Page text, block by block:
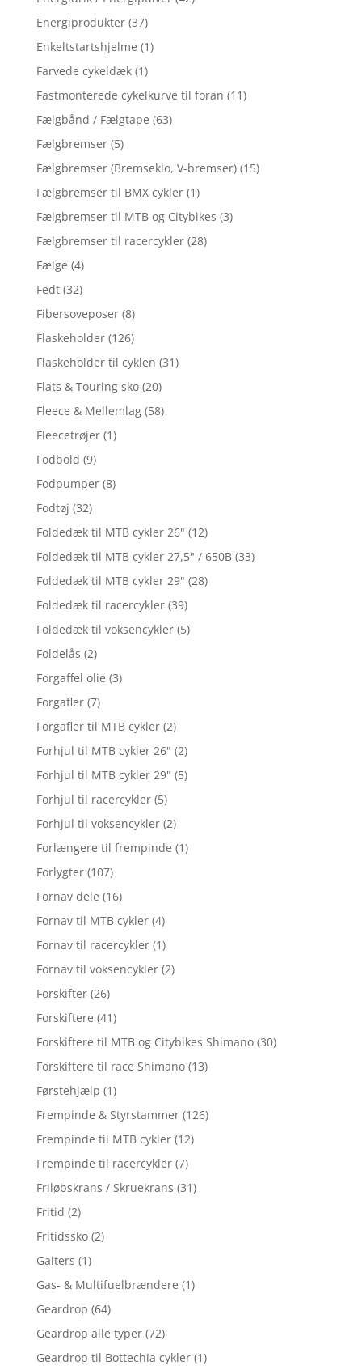
Energiprodukter (37)
Enkeltstartshjelme (1)
Farvede cykeldæk (1)
Fastmonterede cykelkurve til foran (11)
Fælgbånd / Fælgtape (63)
Fælgbremser (5)
Fælgbremser (Bremseklo, V-bremser) (15)
Fælgbremser til BMX cykler (1)
Fælgbremser til MTB og Citybikes (3)
Fælgbremser til racercykler (28)
Fælge (4)
Fedt (32)
Fibersoveposer (8)
Flaskeholder (126)
Flaskeholder til cyklen (31)
Flats & Touring sko (20)
Fleece & Mellemlag (58)
Fleecetrøjer (1)
Fodbold (9)
Fodpumper (8)
Fodtøj (32)
Foldedæk til MTB cykler 26" (12)
Foldedæk til MTB cykler 27,5" / 650B (33)
Foldedæk til MTB cykler 29" (28)
Foldedæk til racercykler (39)
Foldedæk til voksencykler (5)
Foldelås (2)
Forgaffel olie (3)
Forgafler (7)
Forgafler til MTB cykler (2)
Forhjul til MTB cykler 26" (2)
Forhjul til MTB cykler 29" (5)
Forhjul til racercykler (5)
Forhjul til voksencykler (2)
Forlængere til frempinde (1)
Forlygter (107)
Fornav dele (16)
Fornav til MTB cykler (4)
Fornav til racercykler (1)
Fornav til voksencykler (2)
Forskifter (26)
Forskiftere (41)
Forskiftere til MTB og Citybikes Shimano (30)
Forskiftere til race Shimano (13)
Førstehjælp (1)
Frempinde & Styrstammer (126)
Frempinde til MTB cykler (12)
Frempinde til racercykler (7)
Friløbskrans / Skruekrans (31)
Fritid (2)
Fritidssko (2)
Gaiters (1)
Gas- & Multifuelbrændere (1)
Geardrop (64)
Geardrop alle typer (72)
Geardrop til Bottechia cykler (1)